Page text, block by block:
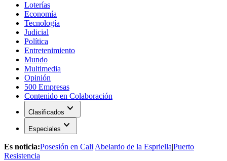
Loterías
Economía
Tecnología
Judicial
Política
Entretenimiento
Mundo
Multimedia
Opinión
500 Empresas
Contenido en Colaboración
Clasificados expand_more
Especiales expand_more
Es noticia:Posesión en Cali|Abelardo de la Espriella|Puerto
Resistencia